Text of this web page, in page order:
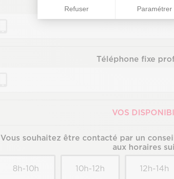
Refuser Paramétrer
Téléphone portable
Téléphone fixe
VOS
Vous souhaitez être contacté par un
aux horaires
8h-10h 10h-12h 12h-14h